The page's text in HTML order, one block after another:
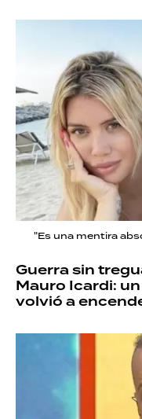
"Es una mentira
Guerra sin
Mauro Icardi:
volvió a